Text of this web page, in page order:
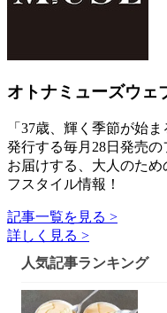
オトナミューズウェ
「37歳、輝く季節が始
発行する毎月28日発売
お届けする、大人のた
フスタイル情報！
記事一覧を見る >
詳しく見る >
人気記事ランキング